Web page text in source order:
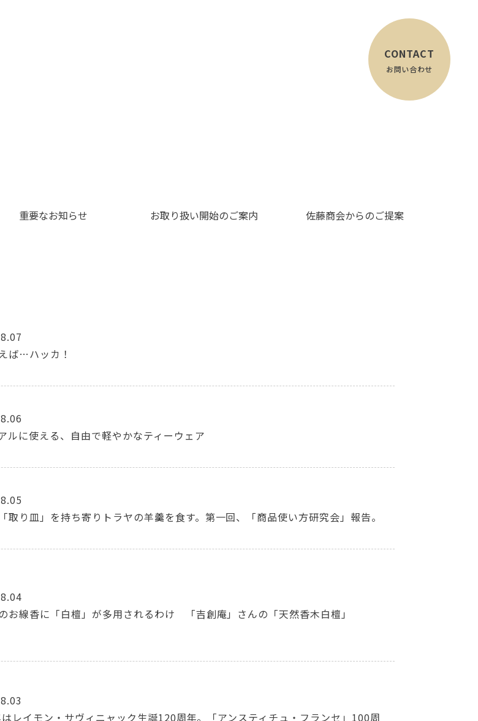
重要なお知らせ お取り扱い開始のご案内 佐藤商会からのご提案
ば…ハッカ！
ルに使える、自由で軽やかなティーウェア
取り皿」を持ち寄りトラヤの羊羹を食す。第一回、「商品使い方研究会」報告。
お線香に「白檀」が多用されるわけ 「吉創庵」さんの「天然香木白檀」
レイモン・サヴィニャック生誕120周年。「アンスティチュ・フランセ」100周
CONTACT
お問い合わせ